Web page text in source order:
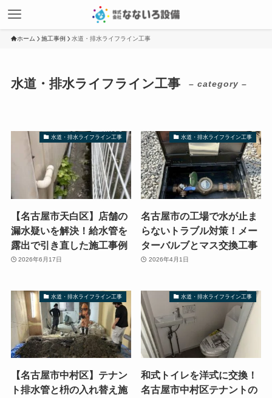
ホーム 施工事例 水道・排水ライフライン工事
水道・排水ライフライン工事 – category –
水道・排水ライフライン工事
【名古屋市天白区】店舗の
漏水疑いを解決！給水管を
露出で引き直した施工事例
2026年6月17日
水道・排水ライフライン工事
名古屋市の工場で水が止ま
らないトラブル対策！メー
ターバルブとマス交換工事
2026年4月1日
水道・排水ライフライン工事
【名古屋市中村区】テナン
ト排水管と枡の入れ替え施
水道・排水ライフライン工事
和式トイレを洋式に交換！
名古屋市中村区テナントの